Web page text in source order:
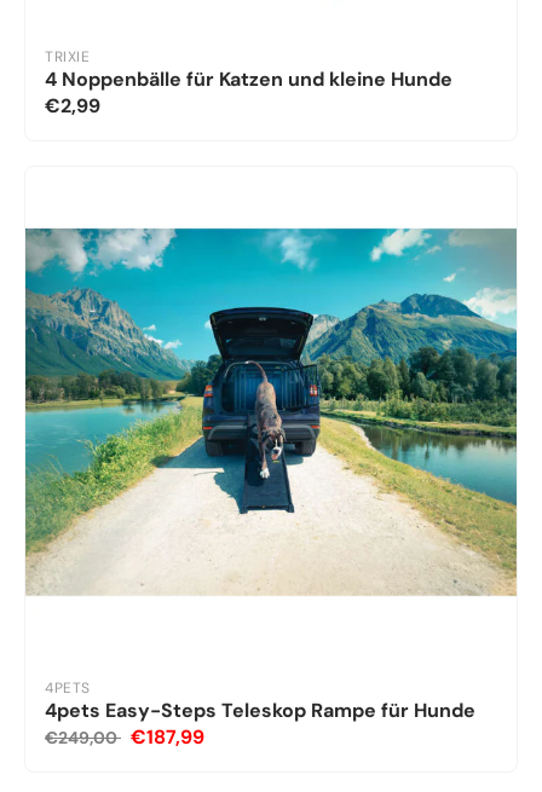
TRIXIE
4 Noppenbälle für Katzen und kleine Hunde
€2,99
4PETS
4pets Easy-Steps Teleskop Rampe für Hunde
€249,00 €187,99